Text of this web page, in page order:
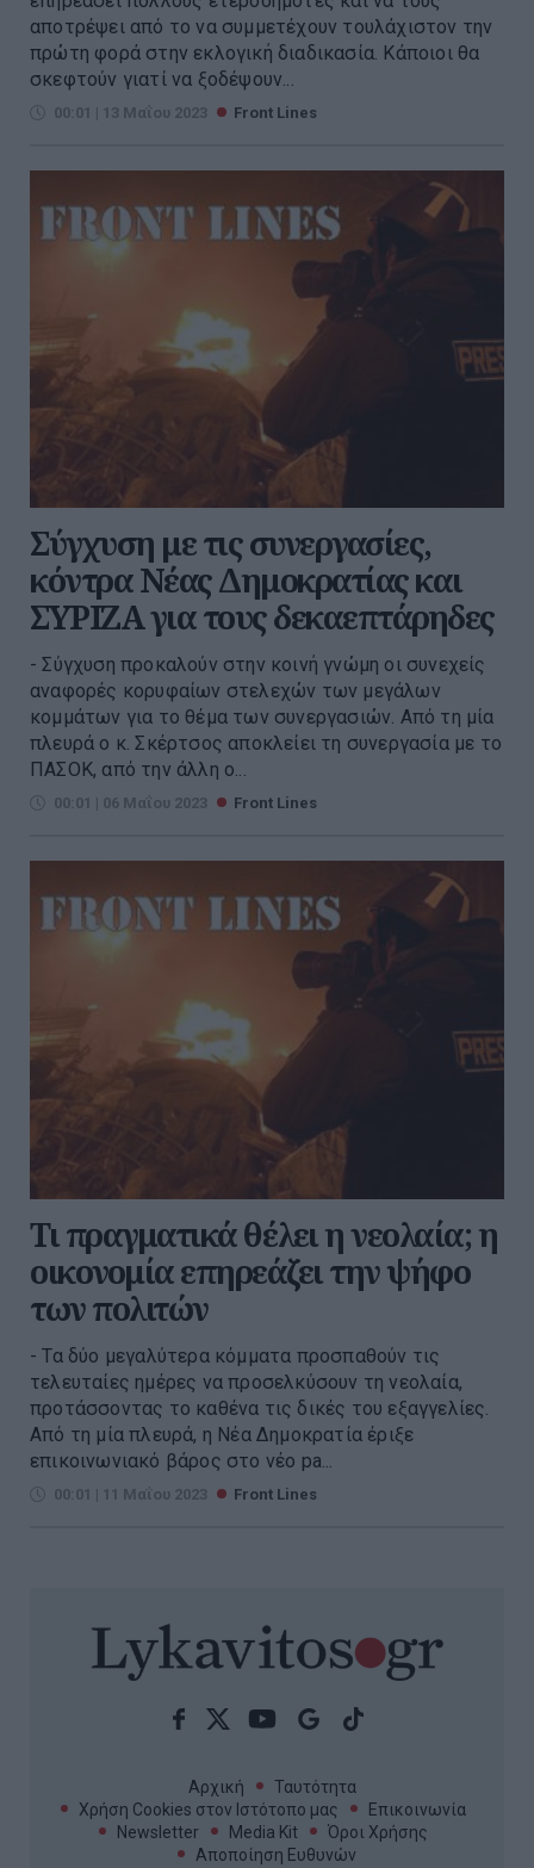
αποτρέψει από το να συμμετέχουν τουλάχιστον την
πρώτη φορά στην εκλογική διαδικασία. Κάποιοι θα
σκεφτούν γιατί να ξοδέψουν...
00:01 | 13 Μαΐου 2023 Front Lines
Σύγχυση με τις συνεργασίες,
κόντρα Νέας Δημοκρατίας και
ΣΥΡΙΖΑ για τους δεκαεπτάρηδες
- Σύγχυση προκαλούν στην κοινή γνώμη οι συνεχείς
αναφορές κορυφαίων στελεχών των μεγάλων
κομμάτων για το θέμα των συνεργασιών. Από τη μία
πλευρά ο κ. Σκέρτσος αποκλείει τη συνεργασία με το
ΠΑΣΟΚ, από την άλλη ο...
00:01 | 06 Μαΐου 2023 Front Lines
Τι πραγματικά θέλει η νεολαία; η
οικονομία επηρεάζει την ψήφο
των πολιτών
- Τα δύο μεγαλύτερα κόμματα προσπαθούν τις
τελευταίες ημέρες να προσελκύσουν τη νεολαία,
προτάσσοντας το καθένα τις δικές του εξαγγελίες.
Από τη μία πλευρά, η Νέα Δημοκρατία έριξε
επικοινωνιακό βάρος στο νέο pa...
00:01 | 11 Μαΐου 2023 Front Lines
Αρχική
Ταυτότητα
Χρήση Cookies στον Ιστότοπο μας
Επικοινωνία
Newsletter
Media Kit
Όροι Χρήσης
Αποποίηση Ευθυνών